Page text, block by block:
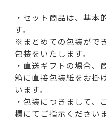
・セット商品は、基本
す。
※まとめての包装がで
包装をいたします。
・直送ギフトの場合、
箱に直接包装紙をお掛
います。
・包装につきまして、
欄にてご指示ください